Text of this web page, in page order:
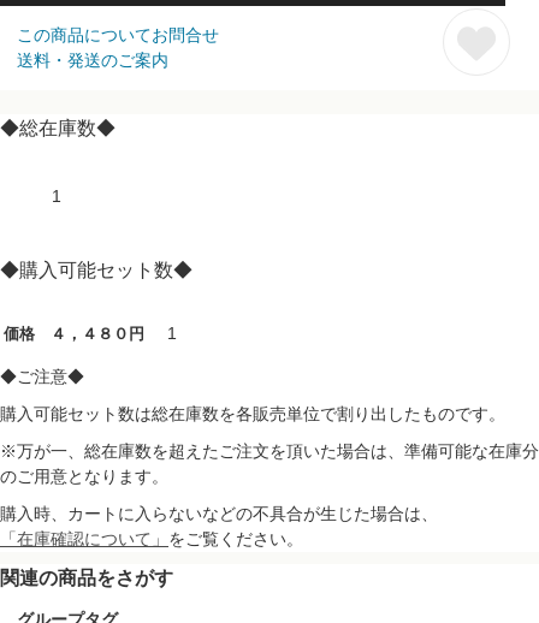
この商品についてお問合せ
送料・発送のご案内
◆総在庫数◆
1
◆購入可能セット数◆
価格 ４，４８０円 1
◆ご注意◆
購入可能セット数は総在庫数を各販売単位で割り出したものです。
※万が一、総在庫数を超えたご注文を頂いた場合は、準備可能な在庫分
のご用意となります。
購入時、カートに入らないなどの不具合が生じた場合は、
「在庫確認について」 をご覧ください。
関連の商品をさがす
グループタグ